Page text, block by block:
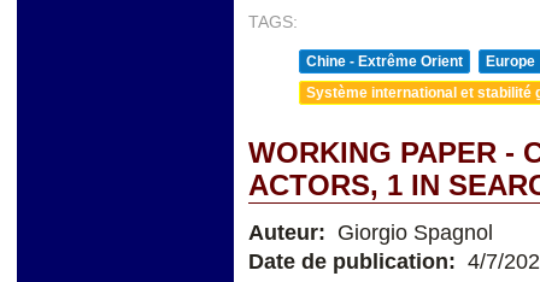
TAGS:
Chine - Extrême Orient
Europe
Système international et stabilité
WORKING PAPER -
ACTORS, 1 IN
Auteur: Giorgio Spagnol
Date de publication: 4/7/